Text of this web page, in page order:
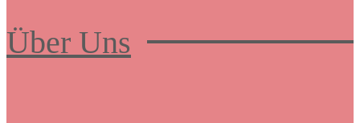
Über Uns